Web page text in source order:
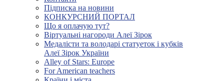
Підписка на новини
КОНКУРСНИЙ ПОРТАЛ
Що я оплачую тут?
Віртуальні нагороди Алеї Зірок
Медалісти та володарі статуеток і кубків
Алеї Зірок України
Alley of Stars: Europe
For American teachers